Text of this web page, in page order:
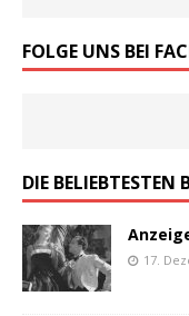
FOLGE UNS BEI
DIE BELIEBTESTEN
17.